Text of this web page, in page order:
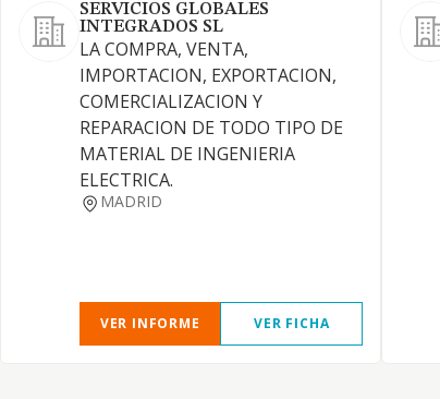
SERVICIOS GLOBALES
INTEGRADOS SL
LA COMPRA, VENTA,
IMPORTACION, EXPORTACION,
COMERCIALIZACION Y
REPARACION DE TODO TIPO DE
MATERIAL DE INGENIERIA
ELECTRICA.
MADRID
VER INFORME VER FICHA